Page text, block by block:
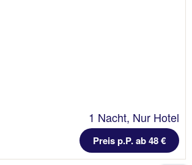
1 Nacht, Nur Hotel
Preis p.P. ab 48 €